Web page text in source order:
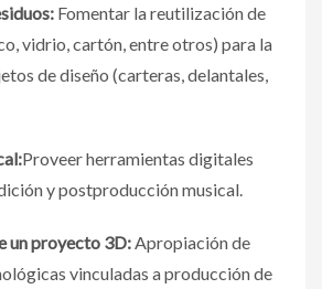
Fomentar la reutilización de
vidrio, cartón, entre otros) para la
de diseño (carteras, delantales,
Proveer herramientas digitales
y postproducción musical.
un proyecto 3D: Apropiación de
vinculadas a producción de